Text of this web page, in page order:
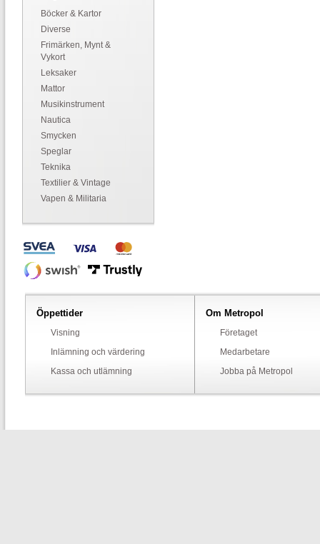
Böcker & Kartor
Diverse
Frimärken, Mynt &
Vykort
Leksaker
Mattor
Musikinstrument
Nautica
Smycken
Speglar
Teknika
Textilier & Vintage
Vapen & Militaria
Öppettider
Visning
Inlämning och värdering
Kassa och utlämning
Om Metropol
Företaget
Medarbetare
Jobba på Metropol